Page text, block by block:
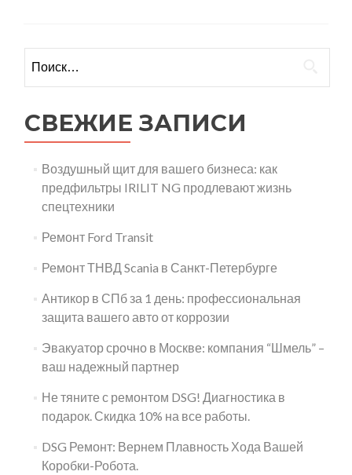
СВЕЖИЕ ЗАПИСИ
Воздушный щит для вашего бизнеса: как
предфильтры IRILIT NG продлевают жизнь
спецтехники
Ремонт Ford Transit
Ремонт ТНВД Scania в Санкт-Петербурге
Антикор в СПб за 1 день: профессиональная
защита вашего авто от коррозии
Эвакуатор срочно в Москве: компания “Шмель” –
ваш надежный партнер
Не тяните с ремонтом DSG! Диагностика в
подарок. Скидка 10% на все работы.
DSG Ремонт: Вернем Плавность Хода Вашей
Коробки-Робота.